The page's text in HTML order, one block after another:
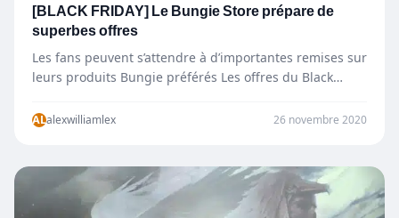
[BLACK FRIDAY] Le Bungie Store prépare de
superbes offres
Les fans peuvent s’attendre à d’importantes remises sur
leurs produits Bungie préférés Les offres du Black
ALalexwilliamlex 26 novembre 2020